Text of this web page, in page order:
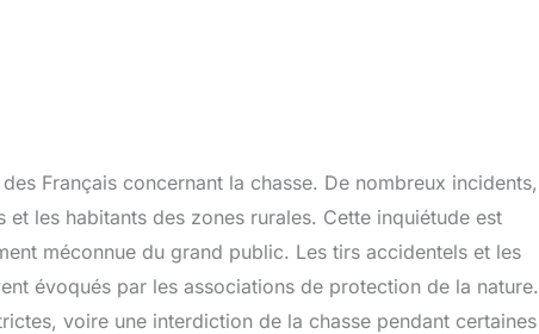
Français concernant la chasse. De nombreux incidents,
les habitants des zones rurales. Cette inquiétude est
méconnue du grand public. Les tirs accidentels et les
évoqués par les associations de protection de la nature.
voire une interdiction de la chasse pendant certaines